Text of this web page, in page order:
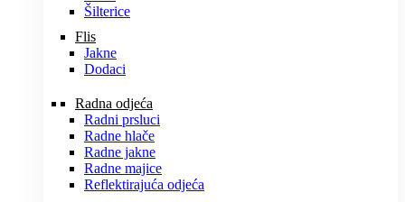
Šilterice
Flis
Jakne
Dodaci
Radna odjeća
Radni prsluci
Radne hlače
Radne jakne
Radne majice
Reflektirajuća odjeća